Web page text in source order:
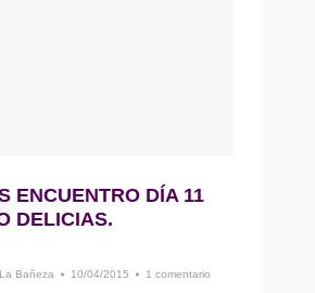
ENCUENTRO DÍA 11
DELICIAS.
Bañeza 10/04/2015 1 comentario